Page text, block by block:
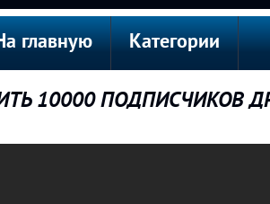
главную Категории
10000 ПОДПИСЧИКОВ